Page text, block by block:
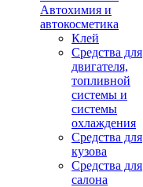
Автохимия и
автокосметика
Клей
Средства для
двигателя,
топливной
системы и
системы
охлаждения
Средства для
кузова
Средства для
салона